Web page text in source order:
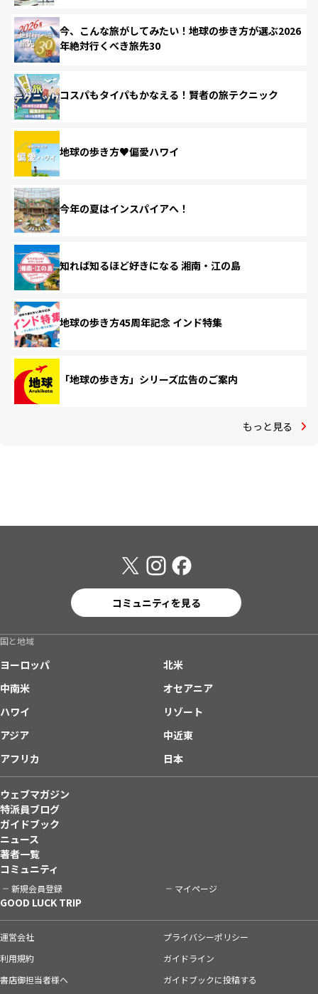
今、こんな旅がしてみたい！地球の歩き方が選ぶ2026
年絶対行くべき旅先30
コスパもタイパもかなえる！賢者の旅テクニック
地球の歩き方♥偏愛ハワイ
今年の夏はインスパイアへ！
知れば知るほど好きになる 湘南・江の島
地球の歩き方45周年記念 インド特集
「地球の歩き方」シリーズ広告のご案内
もっと見る
コミュニティを見る
国と地域
ヨーロッパ
北米
中南米
オセアニア
ハワイ
リゾート
アジア
中近東
アフリカ
日本
ウェブマガジン
特派員ブログ
ガイドブック
ニュース
著者一覧
コミュニティ
新規会員登録 マイページ
GOOD LUCK TRIP
運営会社
プライバシーポリシー
利用規約
ガイドライン
書店御担当者様へ
ガイドブックに投稿する